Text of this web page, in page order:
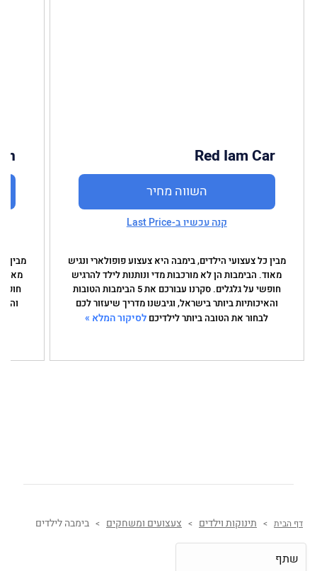
Red Iam Car
השווה מחיר
קנה עכשיו ב-Last Price
מבין כל צעצועי הילדים, בימבה היא צעצוע פופולארי ונגיש
מאוד. הבימבות הן לא מורכבות מדי ונותנות לילד להרגיש
חופשי על גלגלים. סקרנו עבורכם את 5 הבימבות הטובות
והאיכותיות ביותר בישראל, וגיבשנו מדריך שיעזור לכם
לבחור את הטובה ביותר לילדיכם לסיקור המלא »
מבין
דף הבית > תינוקות וילדים > צעצועים ומשחקים > בימבה לילדים
שתף